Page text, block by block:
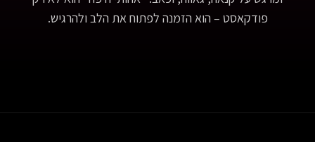
https://open.spotify.com/playlist/0iOGSgO1T9lSHQlVfhoHc9Pic
by Jonas Mohamadiדף הפרק באתר:
פודקאסט – הוא הזמנה לפתוח את הלב ולהרגיש.